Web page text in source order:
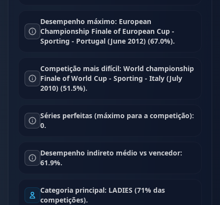
Desempenho máximo: European
Championship Finale of European Cup -
Sporting - Portugal (June 2012) (67.0%).
Competição mais difícil: World championship
Finale of World Cup - Sporting - Italy (July
2010) (51.5%).
Séries perfeitas (máximo para a competição):
0.
Desempenho indireto médio vs vencedor:
61.9%.
Categoria principal: LADIES (71% das
competições).